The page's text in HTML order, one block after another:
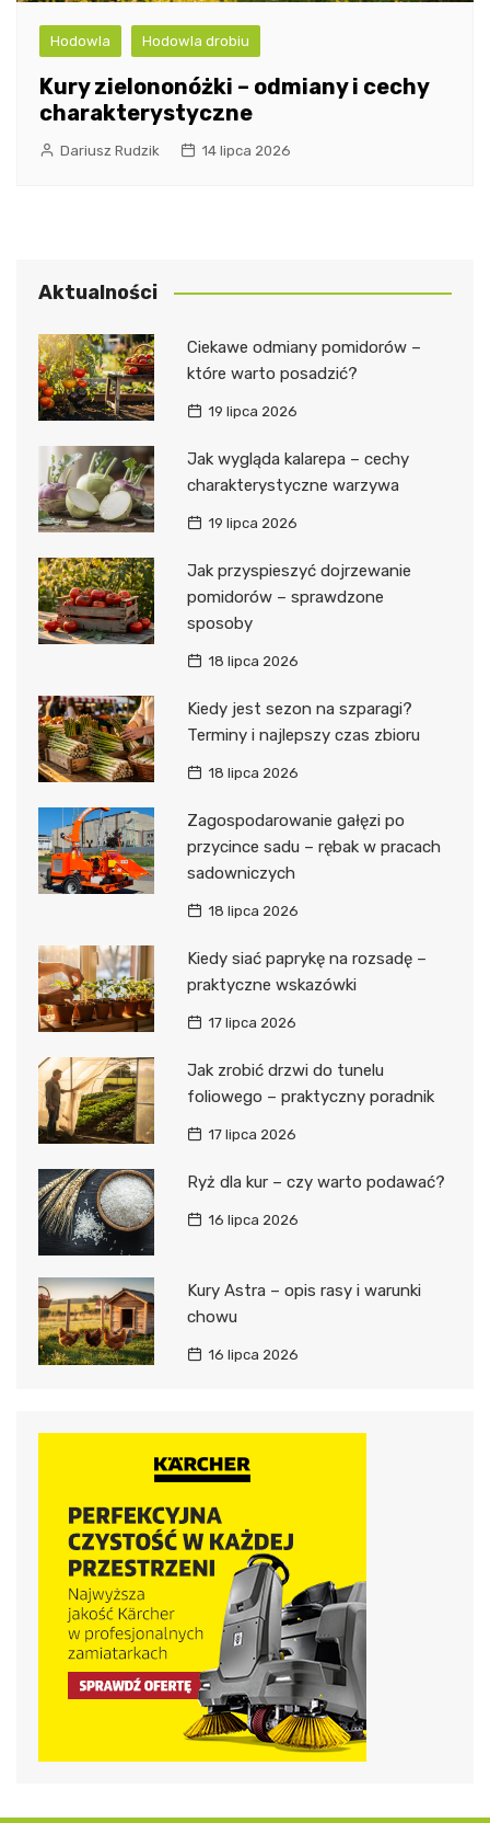
Hodowla Hodowla drobiu
Kury zielononóżki – odmiany i cechy
charakterystyczne
Dariusz Rudzik 14 lipca 2026
Aktualności
Ciekawe odmiany pomidorów –
które warto posadzić?
19 lipca 2026
Jak wygląda kalarepa – cechy
charakterystyczne warzywa
19 lipca 2026
Jak przyspieszyć dojrzewanie
pomidorów – sprawdzone
sposoby
18 lipca 2026
Kiedy jest sezon na szparagi?
Terminy i najlepszy czas zbioru
18 lipca 2026
Zagospodarowanie gałęzi po
przycince sadu – rębak w pracach
sadowniczych
18 lipca 2026
Kiedy siać paprykę na rozsadę –
praktyczne wskazówki
17 lipca 2026
Jak zrobić drzwi do tunelu
foliowego – praktyczny poradnik
17 lipca 2026
Ryż dla kur – czy warto podawać?
16 lipca 2026
Kury Astra – opis rasy i warunki
chowu
16 lipca 2026